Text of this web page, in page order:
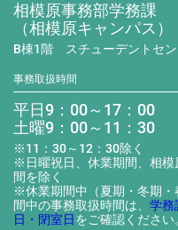
相模原事務部学務課
（相模原キャンパス）
B棟1階 スチューデントセン
事務取扱時間
平日9：00～17：00
土曜9：00～11：30
※11：30～12：30除く
※日曜祝日、休業期間、相模
間を除く
※休業期間中（夏期・冬期・
間中の事務取扱時間は、 学
日・閉室日をご確認ください